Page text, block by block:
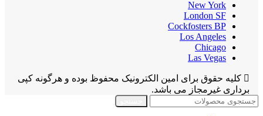
New York
London SF
Cockfosters BP
Los Angeles
Chicago
Las Vegas
کلیه حقوق برای امین الکترونیک محفوظ بوده و هرگونه کپی
برداری غیرمجاز می باشد.